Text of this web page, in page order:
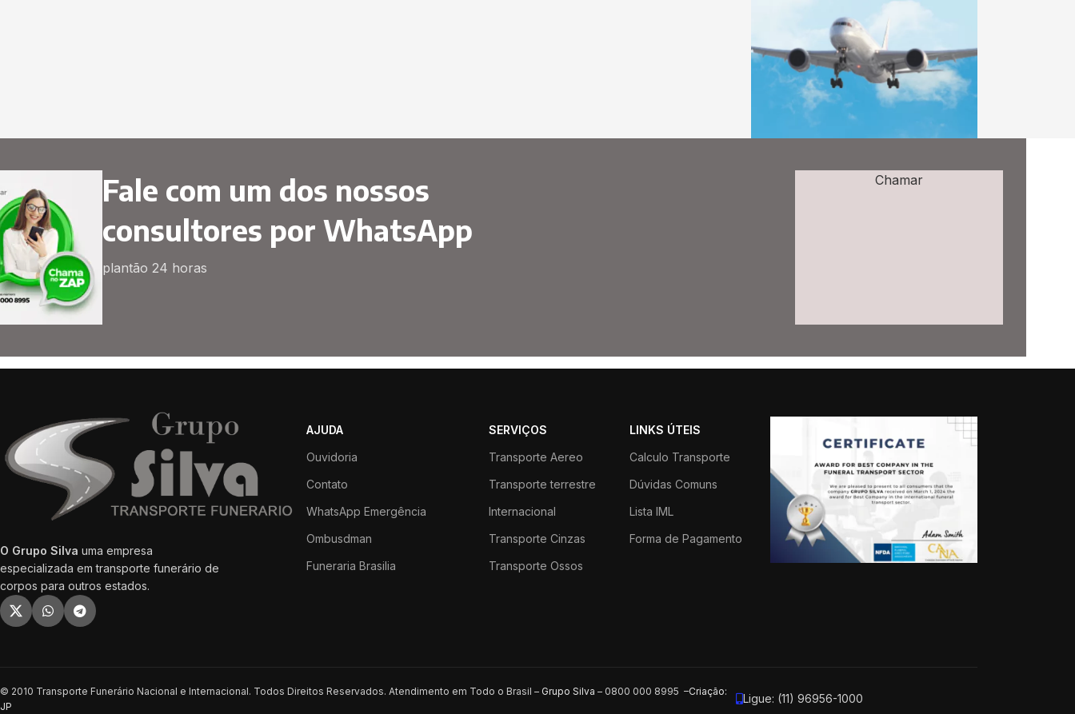
Fale com um dos nossos
consultores por WhatsApp
plantão 24 horas
Chamar
O Grupo Silva uma empresa
especializada em transporte funerário de
corpos para outros estados.
AJUDA
Ouvidoria
Contato
WhatsApp Emergência
Ombusdman
Funeraria Brasilia
SERVIÇOS
Transporte Aereo
Transporte terrestre
Internacional
Transporte Cinzas
Transporte Ossos
LINKS ÚTEIS
Calculo Transporte
Dúvidas Comuns
Lista IML
Forma de Pagamento
© 2010 Transporte Funerário Nacional e Internacional. Todos Direitos Reservados. Atendimento em Todo o Brasil – Grupo Silva – 0800 000 8995 –Criação:
JP
Ligue: (11) 96956-1000